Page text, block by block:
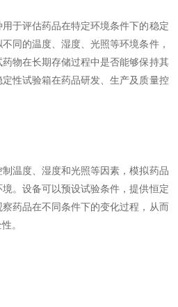
评估药品在特定环境条件下的稳定
同的温度、湿度、光照等环境条件，
物在长期存储过程中是否能够保持其
性试验箱在药品研发、生产及质量控
度、湿度和光照等因素，模拟药品
。设备可以预设试验条件，提供恒定
药品在不同条件下的变化过程，从而
。